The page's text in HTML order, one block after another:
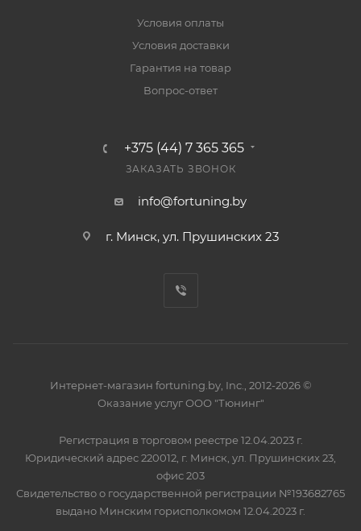
Условия оплаты
Условия доставки
Гарантия на товар
Вопрос-ответ
+375 (44) 7 365 365
ЗАКАЗАТЬ ЗВОНОК
info@fortuning.by
г. Минск, ул. Прушинских 23
Интернет-магазин fortuning.by, Inc., 2012-2026 ©
Оказание услуг ООО "Тюнинг"
Регистрация в торговом реестре 12.04.2023 г.
Юридический адрес 220012, г. Минск, ул. Прушинских 23,
офис 203
Свидетельство о государственной регистрации №193682765
выдано Минским горисполкомом 12.04.2023 г.